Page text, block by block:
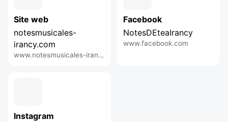
Site web
notesmusicales-
irancy.com
www.notesmusicales-irancy.com
Facebook
NotesDEteaIrancy
www.facebook.com
Instagram